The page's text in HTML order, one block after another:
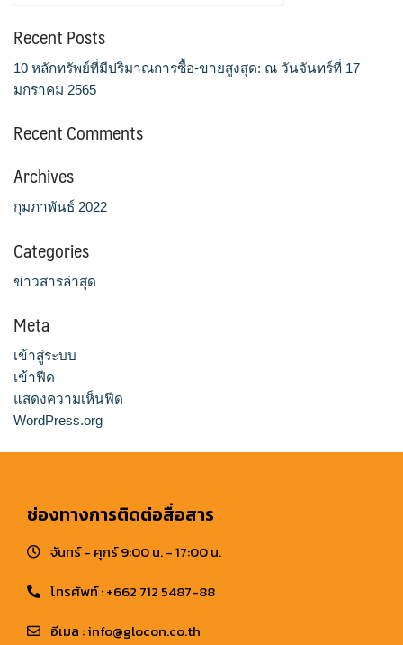
Recent Posts
10 หลักทรัพย์ที่มีปริมาณการซื้อ-ขายสูงสุด: ณ วันจันทร์ที่ 17
มกราคม 2565
Recent Comments
Archives
กุมภาพันธ์ 2022
Categories
ข่าวสารล่าสุด
Meta
เข้าสู่ระบบ
เข้าฟีด
แสดงความเห็นฟีด
WordPress.org
ช่องทางการติดต่อสื่อสาร
จันทร์ - ศุกร์ 9:00 น. - 17:00 น.
โทรศัพท์ : +662 712 5487-88
อีเมล : info@glocon.co.th